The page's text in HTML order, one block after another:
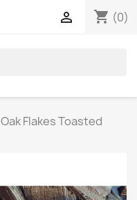
shopping_cart (0)

Oak Flakes Toasted